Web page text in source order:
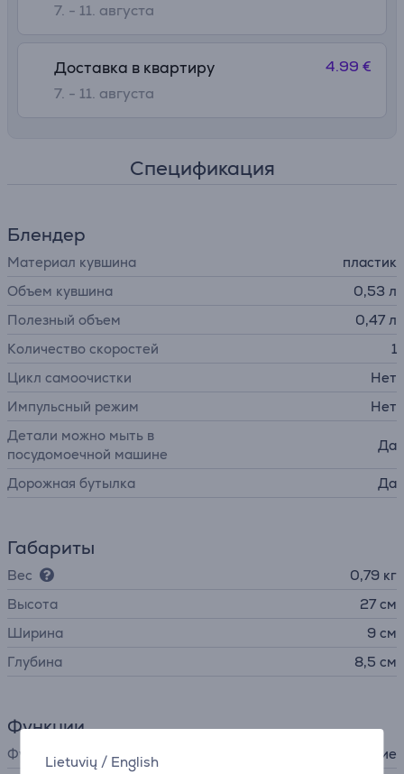
Lietuvių / English
7. - 11. августа
Доставка в квартиру
7. - 11. августа
4.99 €
Спецификация
Блендер
Материал кувшина
пластик
Объем кувшина
0,53 л
Полезный объем
0,47 л
Количество скоростей
1
Цикл самоочистки
Нет
Импульсный режим
Нет
Детали можно мыть в
посудомоечной машине
Да
Дорожная бутылка Да
Габариты
Вес
0,79 кг
Высота
27 см
Ширина
9 см
Глубина
8,5 см
Функции
Функции блендера перемешивание